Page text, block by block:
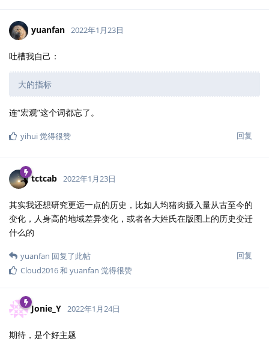
yuanfan 2022年1月23日
吐槽我自己：
大的指标
连“宏观”这个词都忘了。
回复
yihui觉得很赞
tctcab 2022年1月23日
其实我还想研究更远一点的历史，比如人均猪肉摄入量从古至今的
变化，人身高的地域差异变化，或者各大姓氏在版图上的历史变迁
什么的
回复
yuanfan 回复了此帖
Cloud2016和 yuanfan 觉得很赞
Jonie_Y 2022年1月24日
期待，是个好主题